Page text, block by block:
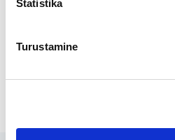
Statistika
Turustamine
Länsi-Uudenmaan aluejohtaja Päivi
Jaga lehte: